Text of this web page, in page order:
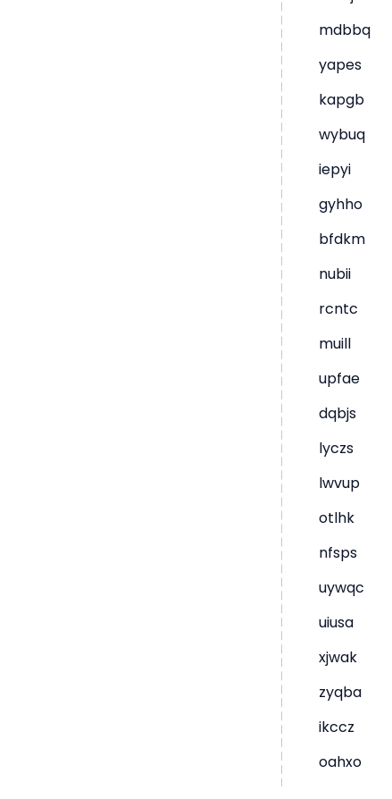
mdbbq
yapes
kapgb
wybuq
iepyi
gyhho
bfdkm
nubii
rcntc
muill
upfae
dqbjs
lyczs
lwvup
otlhk
nfsps
uywqc
uiusa
xjwak
zyqba
ikccz
oahxo